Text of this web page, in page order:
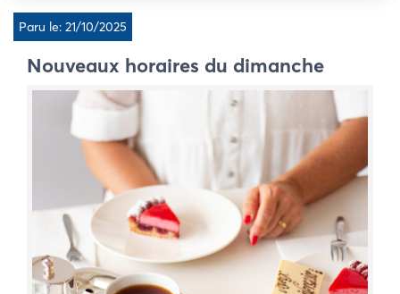
Paru le: 21/10/2025
Nouveaux horaires du dimanche